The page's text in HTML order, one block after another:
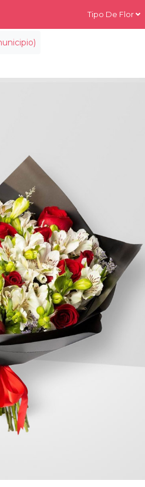
Tipo De Flor